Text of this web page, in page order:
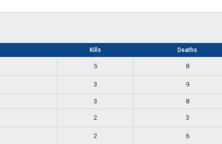
Kills Deaths
5 8
3 9
3 8
2 3
2 6